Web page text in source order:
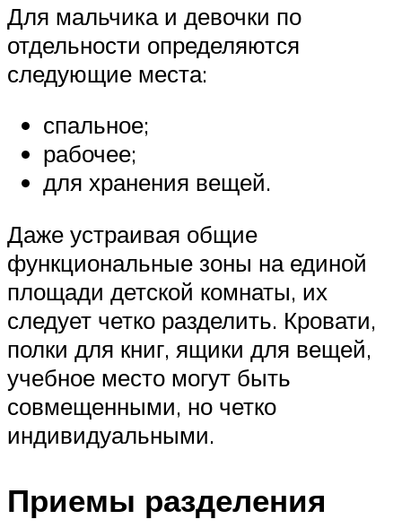
Для мальчика и девочки по
отдельности определяются
следующие места:
спальное;
рабочее;
для хранения вещей.
Даже устраивая общие
функциональные зоны на единой
площади детской комнаты, их
следует четко разделить. Кровати,
полки для книг, ящики для вещей,
учебное место могут быть
совмещенными, но четко
индивидуальными.
Приемы разделения